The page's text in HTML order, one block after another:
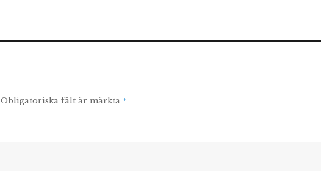
Obligatoriska fält är märkta *